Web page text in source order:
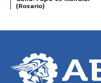
(Rosario)